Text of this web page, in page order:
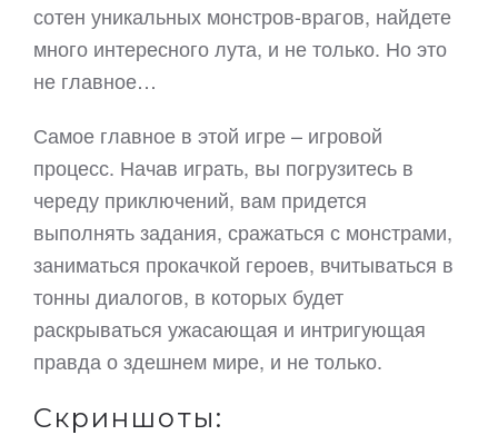
сотен уникальных монстров-врагов, найдете
много интересного лута, и не только. Но это
не главное…
Самое главное в этой игре – игровой
процесс. Начав играть, вы погрузитесь в
череду приключений, вам придется
выполнять задания, сражаться с монстрами,
заниматься прокачкой героев, вчитываться в
тонны диалогов, в которых будет
раскрываться ужасающая и интригующая
правда о здешнем мире, и не только.
Скриншоты: